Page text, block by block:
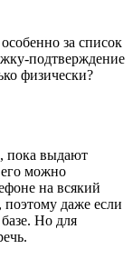
за список
подтверждение
физически?
пока выдают
можно
на всякий
поэтому даже если
Но для